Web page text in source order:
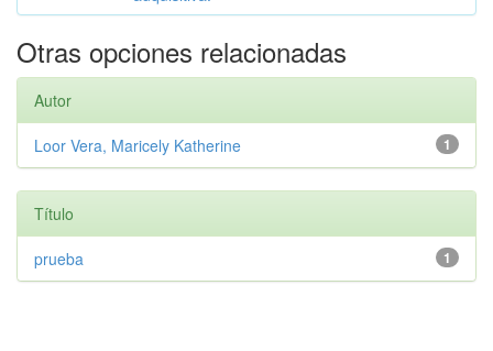
Otras opciones relacionadas
Autor
1
Loor Vera, Maricely Katherine
Título
1
prueba